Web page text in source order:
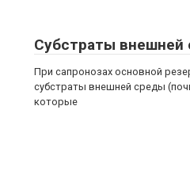
Субстраты внешней
При сапронозах основной
субстраты внешней среды
которые